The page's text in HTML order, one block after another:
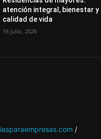
atención integral, bienestar y
calidad de vida
16 julio, 2026
/